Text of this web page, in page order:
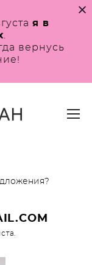
я в
вернусь